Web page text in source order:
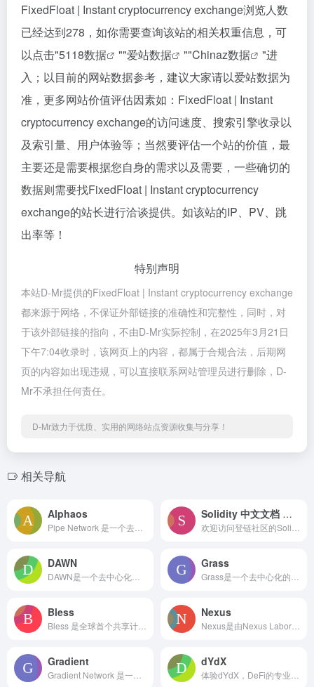
FixedFloat | Instant cryptocurrency exchange浏览人数
已经达到278，如你需要查询该站的相关权重信息，可
以点击"5118数据 ""爱站数据 ""Chinaz数据
"进
入；以目前的网站数据参考，建议大家请以爱站数据为
准，更多网站价值评估因素如：FixedFloat | Instant
cryptocurrency exchange的访问速度、搜索引擎收录以
及索引量、用户体验等；当然要评估一个站的价值，最
主要还是需要根据您自身的需求以及需要，一些确切的
数据则需要找FixedFloat | Instant cryptocurrency
exchange的站长进行洽谈提供。如该站的IP、PV、跳
出率等！
特别声明
本站D-Mr提供的FixedFloat | Instant cryptocurrency exchange
都来源于网络，不保证外部链接的准确性和完整性，同时，对
于该外部链接的指向，不由D-Mr实际控制，在2025年3月21日
下午7:04收录时，该网页上的内容，都属于合规合法，后期网
页的内容如出现违规，可以直接联系网站管理员进行删除，D-
Mr不承担任何责任。
D-Mr致力于优质、实用的网络站点资源收集与分享！
相关导航
Alphaos Solidity 中文文档 — Solidity 中文文档 — 登链社区
DAWN Grass
Bless Nexus
Gradient dYdX